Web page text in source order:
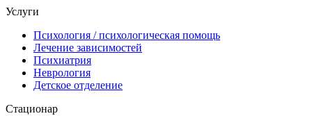
Услуги
Психология / психологическая помощь
Лечение зависимостей
Психиатрия
Неврология
Детское отделение
Стационар